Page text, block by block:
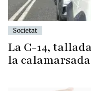
Societat
La C-14,
la